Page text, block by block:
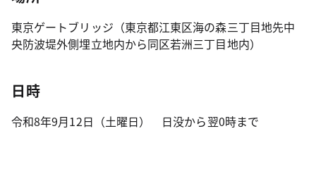
東京ゲートブリッジ（東京都江東区海の森三丁目地先中
央防波堤外側埋立地内から同区若洲三丁目地内）
日時
令和8年9月12日（土曜日） 日没から翌0時まで